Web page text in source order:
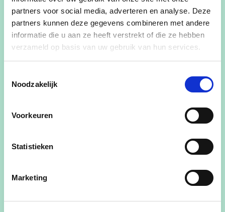
partners voor social media, adverteren en analyse. Deze
partners kunnen deze gegevens combineren met andere
informatie die u aan ze heeft verstrekt of die ze hebben
verzameld op basis van uw gebruik van hun services.
Noodzakelijk
Voorkeuren
Statistieken
Marketing
Wie is Luc?
*56 jaar
*Voorzitter CD&V Tremelo-Baal, lid
*Volwassen begeleider Chiro Tremelo
... ik als bezieler van Chiro Tremelo samen met
enkele enthousiaste jongeren een nieuw